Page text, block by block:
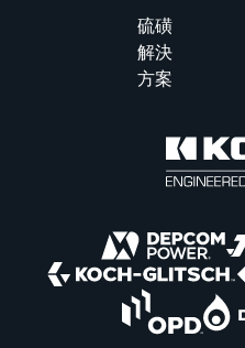
硫磺
解決
方案